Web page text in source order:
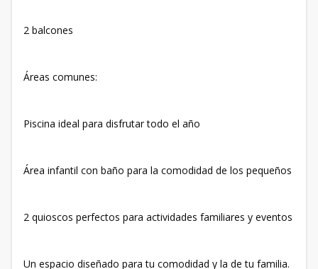
2 balcones
Áreas comunes:
Piscina ideal para disfrutar todo el año
Área infantil con baño para la comodidad de los pequeños
2 quioscos perfectos para actividades familiares y eventos
Un espacio diseñado para tu comodidad y la de tu familia.